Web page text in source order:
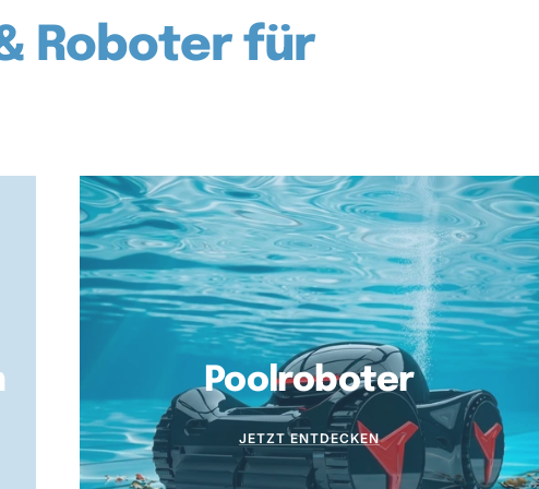
Roboter für
Poolroboter
JETZT ENTDECKEN